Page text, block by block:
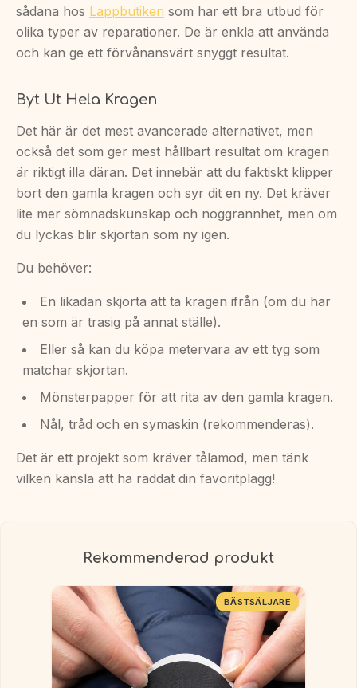
sådana hos Lappbutiken som har ett bra utbud för
olika typer av reparationer. De är enkla att använda
och kan ge ett förvånansvärt snyggt resultat.
Byt Ut Hela Kragen
Det här är det mest avancerade alternativet, men
också det som ger mest hållbart resultat om kragen
är riktigt illa däran. Det innebär att du faktiskt klipper
bort den gamla kragen och syr dit en ny. Det kräver
lite mer sömnadskunskap och noggrannhet, men om
du lyckas blir skjortan som ny igen.
Du behöver:
En likadan skjorta att ta kragen ifrån (om du har
en som är trasig på annat ställe).
Eller så kan du köpa metervara av ett tyg som
matchar skjortan.
Mönsterpapper för att rita av den gamla kragen.
Nål, tråd och en symaskin (rekommenderas).
Det är ett projekt som kräver tålamod, men tänk
vilken känsla att ha räddat din favoritplagg!
Rekommenderad produkt
BÄSTSÄLJARE